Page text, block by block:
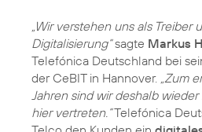
„Wir verstehen uns als Treiber
Digitalisierung“sagte Markus
Telefónica Deutschland bei
der CeBIT in Hannover. „Zum
Jahren sind wir deshalb
hier vertreten.“Telefónica